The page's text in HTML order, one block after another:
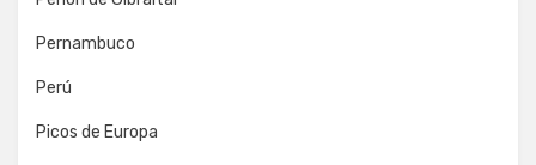
Pernambuco
Perú
Picos de Europa